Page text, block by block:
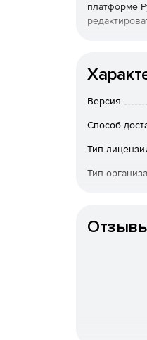
платформе
формата
Версия
Способ
Тип
Тип